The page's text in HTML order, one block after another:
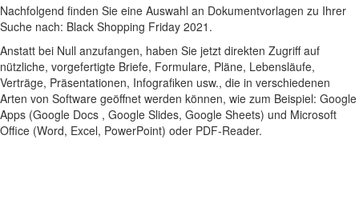
Nachfolgend finden Sie eine Auswahl an Dokumentvorlagen zu Ihrer
Suche nach: Black Shopping Friday 2021.
Anstatt bei Null anzufangen, haben Sie jetzt direkten Zugriff auf
nützliche, vorgefertigte Briefe, Formulare, Pläne, Lebensläufe,
Verträge, Präsentationen, Infografiken usw., die in verschiedenen
Arten von Software geöffnet werden können, wie zum Beispiel: Google
Apps (Google Docs , Google Slides, Google Sheets) und Microsoft
Office (Word, Excel, PowerPoint) oder PDF-Reader.